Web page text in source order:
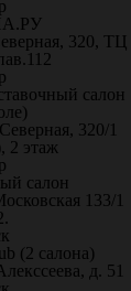
320, ТЦ
салон
320/1
2 этаж
салон
133/1
(2 салона)
д. 51